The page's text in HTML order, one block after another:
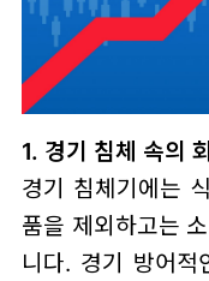
1. 경기 침체 속의
경기 침체기에는
품을 제외하고는
니다. 경기 방어적